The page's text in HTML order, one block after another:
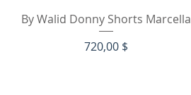
Schnellansicht
By Walid Donny Shorts Marcella
Preis
720,00 $